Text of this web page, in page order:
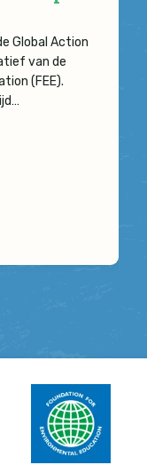
Global Action
van de
(FEE).